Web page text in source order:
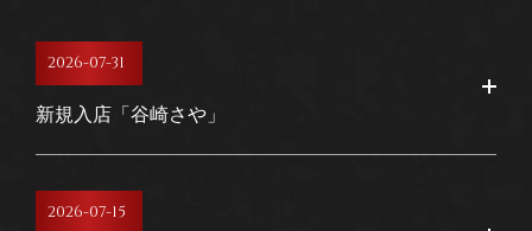
2026-07-31
新規入店「谷崎さや」
2026-07-15